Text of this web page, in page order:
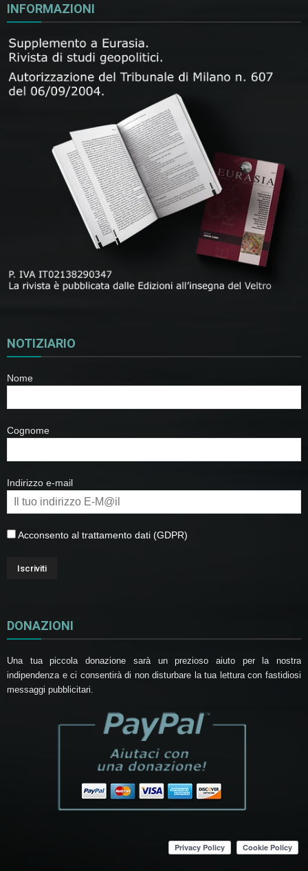
INFORMAZIONI
NOTIZIARIO
Nome
Cognome
Indirizzo e-mail
Acconsento al trattamento dati (GDPR)
DONAZIONI
Una tua piccola donazione sarà un prezioso aiuto per la nostra
indipendenza e ci consentirà di non disturbare la tua lettura con fastidiosi
messaggi pubblicitari.